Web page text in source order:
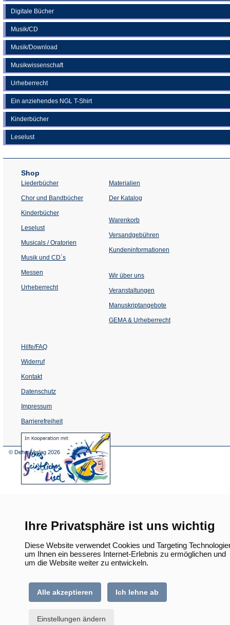
Ihre Privatsphäre ist uns wichtig
Diese Website verwendet Cookies und Targeting
um Ihnen ein besseres Internet-Erlebnis zu ermöglichen und
um die Website weiter zu entwickeln.
Alle akzeptieren Ich lehne ab
Einstellungen ändern
Digitale Bücher
Musik/CD
Musik/Download
Musikwissenschaft
Urheberrecht
Ein anziehendes NGL T-Shirt
Kinderbücher
Leselust
Shop
Liederbücher
Chor und Bandbücher
Kinderbücher
Leselust
Musicals / Oratorien
Musik und CD´s
Messen
Urheberrecht
Materialien
Der Katalog
Warenkorb
Versandgebühren
Kundeninformationen
Wir über uns
Veranstaltungen
einem
Tab)
Manuskriptangebote
GEMA & Urheberrecht
Hilfe/FAQ
Widerruf
Kontakt
Datenschutz
Impressum
Barrierefreiheit
(Öffnet
in
© Dehm Verlag 2026